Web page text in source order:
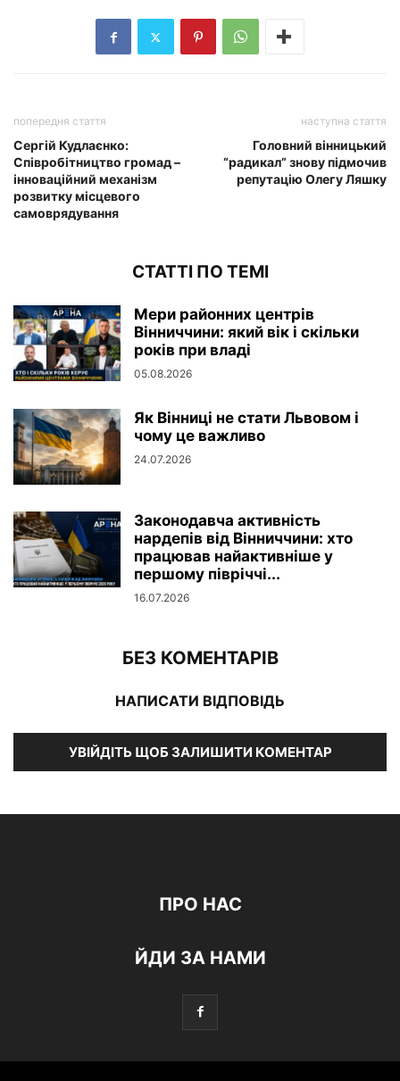
попередня стаття
Сергій Кудлаєнко:
Співробітництво громад –
інноваційний механізм
розвитку місцевого
самоврядування
наступна стаття
Головний вінницький
“радикал” знову підмочив
репутацію Олегу Ляшку
СТАТТІ ПО ТЕМІ
Мери районних центрів
Вінниччини: який вік і скільки
років при владі
05.08.2026
Як Вінниці не стати Львовом і
чому це важливо
24.07.2026
Законодавча активність
нардепів від Вінниччини: хто
працював найактивніше у
першому півріччі...
16.07.2026
БЕЗ КОМЕНТАРІВ
НАПИСАТИ ВІДПОВІДЬ
УВІЙДІТЬ ЩОБ ЗАЛИШИТИ КОМЕНТАР
ПРО НАС
ЙДИ ЗА НАМИ